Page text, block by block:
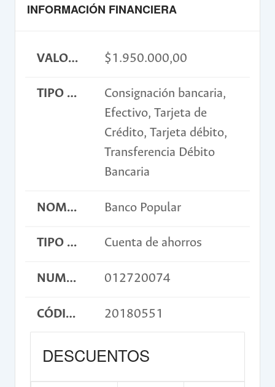
INFORMACIÓN FINANCIERA
VALOR INSCRIPCIÓN $1.950.000,00
TIPO DE PAGO
Consignación bancaria,
Efectivo, Tarjeta de
Crédito, Tarjeta débito,
Transferencia Débito
Bancaria
NOMBRE BANCO Banco Popular
TIPO DE CUENTA Cuenta de ahorros
NUMERO DE CUENTA 012720074
CÓDIGO DE CONSIGNACIÓN 20180551
DESCUENTOS